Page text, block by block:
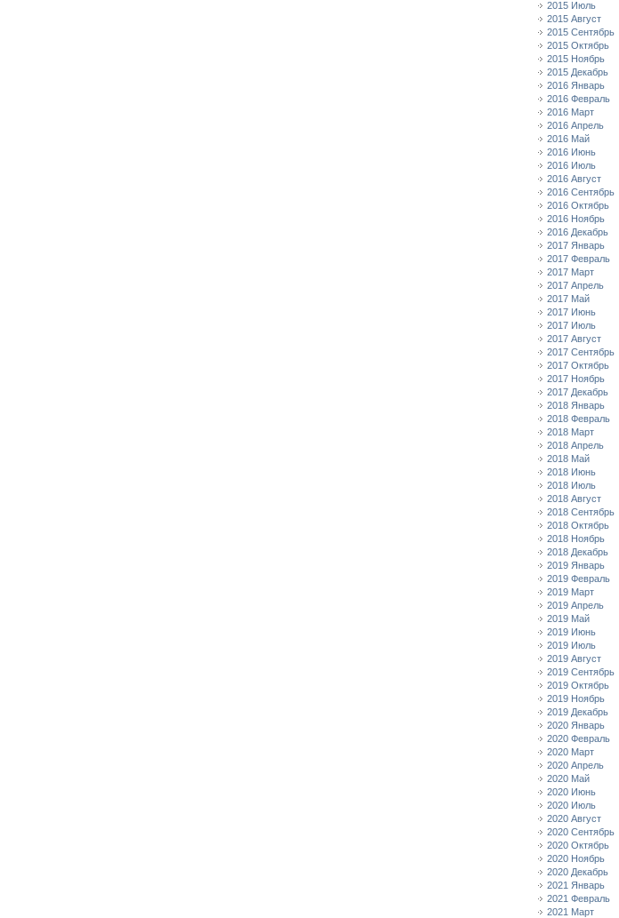
2015 Июль
2015 Август
2015 Сентябрь
2015 Октябрь
2015 Ноябрь
2015 Декабрь
2016 Январь
2016 Февраль
2016 Март
2016 Апрель
2016 Май
2016 Июнь
2016 Июль
2016 Август
2016 Сентябрь
2016 Октябрь
2016 Ноябрь
2016 Декабрь
2017 Январь
2017 Февраль
2017 Март
2017 Апрель
2017 Май
2017 Июнь
2017 Июль
2017 Август
2017 Сентябрь
2017 Октябрь
2017 Ноябрь
2017 Декабрь
2018 Январь
2018 Февраль
2018 Март
2018 Апрель
2018 Май
2018 Июнь
2018 Июль
2018 Август
2018 Сентябрь
2018 Октябрь
2018 Ноябрь
2018 Декабрь
2019 Январь
2019 Февраль
2019 Март
2019 Апрель
2019 Май
2019 Июнь
2019 Июль
2019 Август
2019 Сентябрь
2019 Октябрь
2019 Ноябрь
2019 Декабрь
2020 Январь
2020 Февраль
2020 Март
2020 Апрель
2020 Май
2020 Июнь
2020 Июль
2020 Август
2020 Сентябрь
2020 Октябрь
2020 Ноябрь
2020 Декабрь
2021 Январь
2021 Февраль
2021 Март